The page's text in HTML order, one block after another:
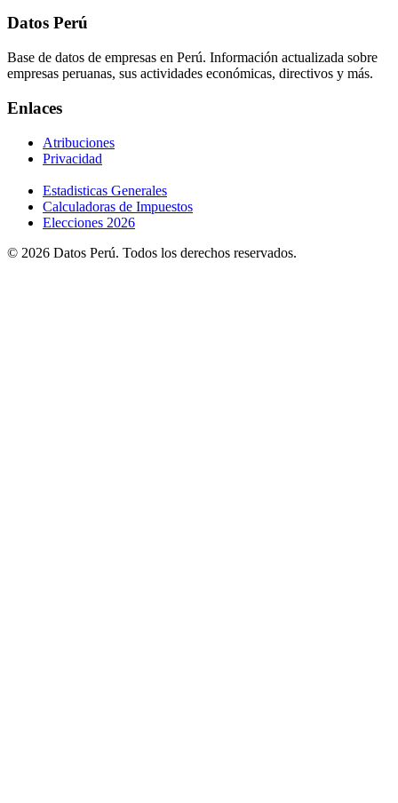
Datos Perú
Base de datos de empresas en Perú. Información actualizada sobre
empresas peruanas, sus actividades económicas, directivos y más.
Enlaces
Atribuciones
Privacidad
Estadisticas Generales
Calculadoras de Impuestos
Elecciones 2026
© 2026 Datos Perú. Todos los derechos reservados.